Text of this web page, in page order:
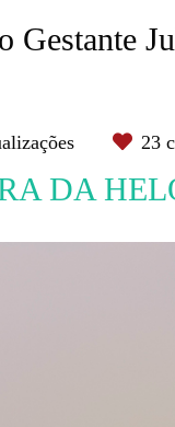
Gestante
23
DA